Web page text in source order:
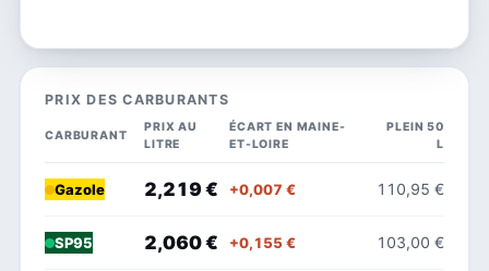
PRIX DES CARBURANTS
CARBURANT
PRIX AU
LITRE
ÉCART EN MAINE-
ET-LOIRE
PLEIN 50
L
Gazole 2,219 € +0,007 € 110,95 €
SP95 2,060 € +0,155 € 103,00 €